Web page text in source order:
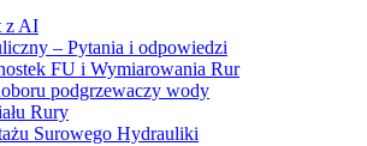
z AI
– Pytania i odpowiedzi
FU i Wymiarowania Rur
podgrzewaczy wody
Rury
Surowego Hydrauliki